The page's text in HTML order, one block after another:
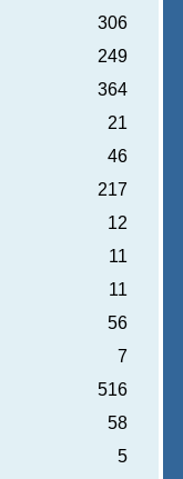
306
249
364
21
46
217
12
11
11
56
7
516
58
5